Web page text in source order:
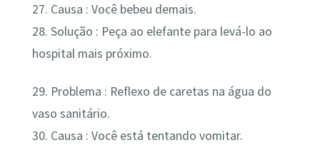
27. Causa : Você bebeu demais.
28. Solução : Peça ao elefante para levá-lo ao
hospital mais próximo.
29. Problema : Reflexo de caretas na água do
vaso sanitário.
30. Causa : Você está tentando vomitar.